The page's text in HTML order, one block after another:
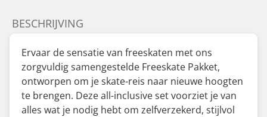
BESCHRIJVING
Ervaar de sensatie van freeskaten met ons
zorgvuldig samengestelde Freeskate Pakket,
ontworpen om je skate-reis naar nieuwe hoogten
te brengen. Deze all-inclusive set voorziet je van
alles wat je nodig hebt om zelfverzekerd, stijlvol